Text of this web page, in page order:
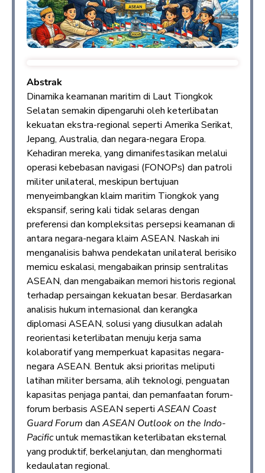
Abstrak
Dinamika keamanan maritim di Laut Tiongkok
Selatan semakin dipengaruhi oleh keterlibatan
kekuatan ekstra-regional seperti Amerika Serikat,
Jepang, Australia, dan negara-negara Eropa.
Kehadiran mereka, yang dimanifestasikan melalui
operasi kebebasan navigasi (FONOPs) dan patroli
militer unilateral, meskipun bertujuan
menyeimbangkan klaim maritim Tiongkok yang
ekspansif, sering kali tidak selaras dengan
preferensi dan kompleksitas persepsi keamanan di
antara negara-negara klaim ASEAN. Naskah ini
menganalisis bahwa pendekatan unilateral berisiko
memicu eskalasi, mengabaikan prinsip sentralitas
ASEAN, dan mengabaikan memori historis regional
terhadap persaingan kekuatan besar. Berdasarkan
analisis hukum internasional dan kerangka
diplomasi ASEAN, solusi yang diusulkan adalah
reorientasi keterlibatan menuju kerja sama
kolaboratif yang memperkuat kapasitas negara-
negara ASEAN. Bentuk aksi prioritas meliputi
latihan militer bersama, alih teknologi, penguatan
kapasitas penjaga pantai, dan pemanfaatan forum-
forum berbasis ASEAN seperti ASEAN Coast
Guard Forum dan ASEAN Outlook on the Indo-
Pacificuntuk memastikan keterlibatan eksternal
yang produktif, berkelanjutan, dan menghormati
kedaulatan regional.